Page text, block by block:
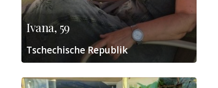
Ivana, 59
Tschechische Republik